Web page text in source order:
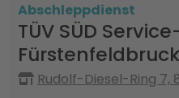
Abschleppdienst
TÜV SÜD
Fürstenfeldbruck
Rudolf-Diesel-Ring